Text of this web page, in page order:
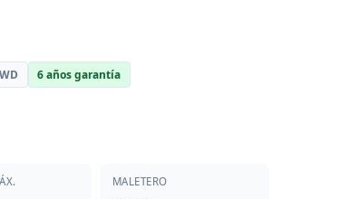
6 años garantía
MALETERO